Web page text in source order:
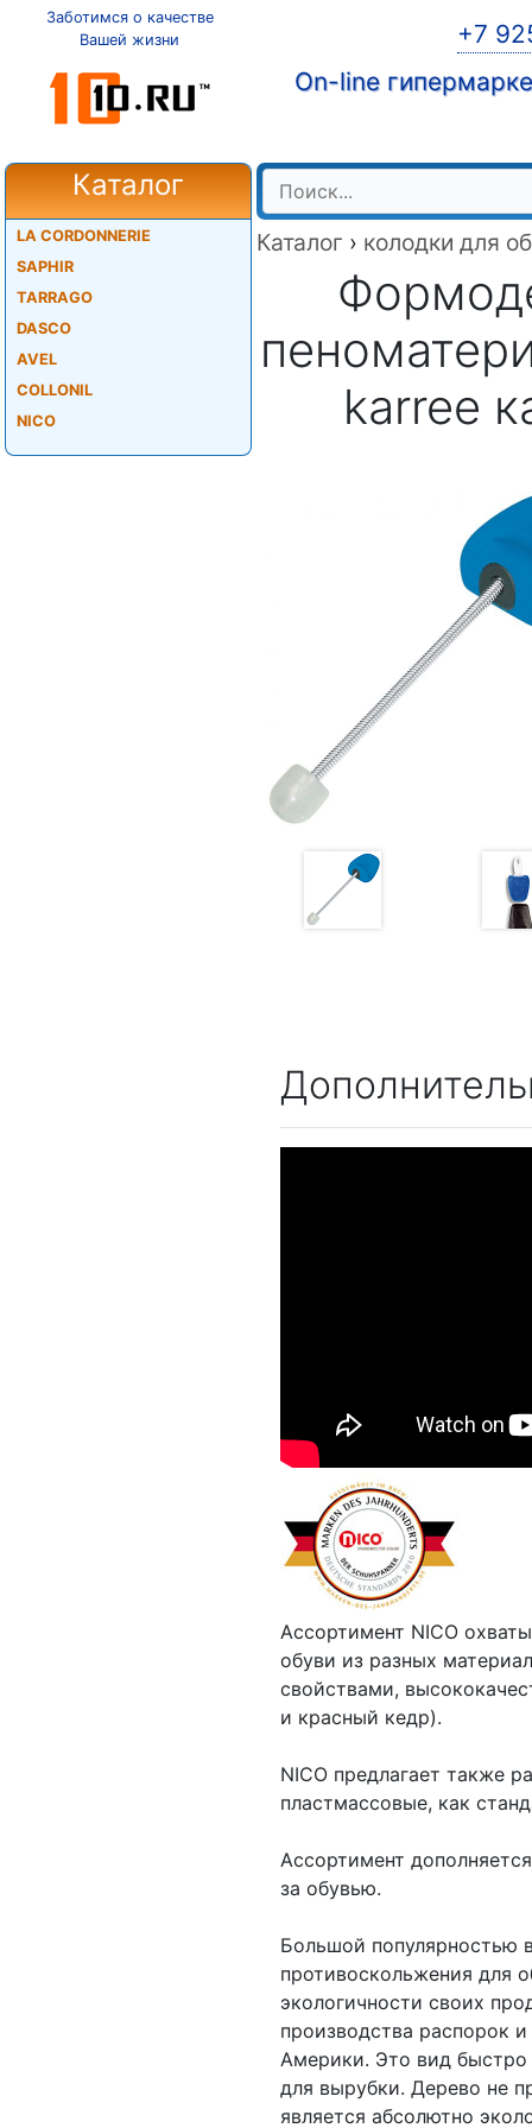
Заботимся о качестве
Вашей жизни
+7
On-line
Каталог
LA CORDONNERIE
SAPHIR
TARRAGO
DASCO
AVEL
COLLONIL
NICO
Каталог › колодки для
karree
Ассортимент NICO
обуви из разных
свойствами,
и красный кедр).
NICO предлагает также
пластмассовые, как
Ассортимент
за обувью.
Большой популярностью
противоскольжения для
экологичности своих
производства распорок
Америки. Это вид быстро
для вырубки. Дерево не
является абсолютно